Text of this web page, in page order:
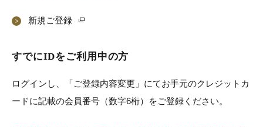
新規ご登録
すでにIDをご利用中の方
ログインし、「ご登録内容変更」にてお手元のクレジットカ
ードに記載の会員番号（数字6桁）をご登録ください。